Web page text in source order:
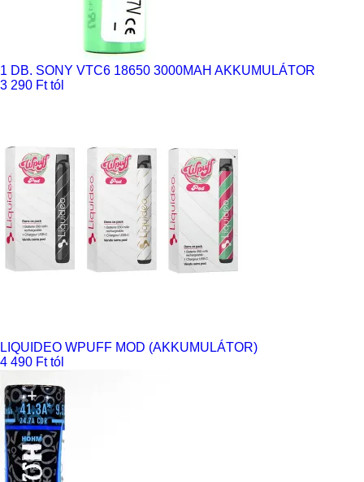
1 DB. SONY VTC6 18650 3000MAH AKKUMULÁTOR
3 290 Ft tól
LIQUIDEO WPUFF MOD (AKKUMULÁTOR)
4 490 Ft tól